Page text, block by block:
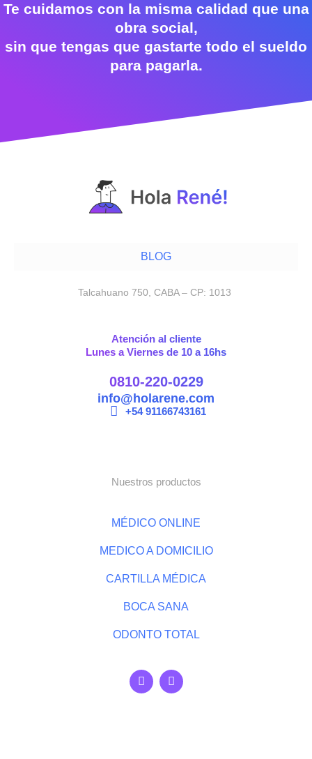
Te cuidamos con la misma calidad que una
obra social,
sin que tengas que gastarte todo el sueldo
para pagarla.
BLOG
Talcahuano 750, CABA – CP: 1013
Atención al cliente
Lunes a Viernes de 10 a 16hs
0810-220-0229
info@holarene.com
+54 91166743161
Nuestros productos
MÉDICO ONLINE
MEDICO A DOMICILIO
CARTILLA MÉDICA
BOCA SANA
ODONTO TOTAL
F
a
I
n